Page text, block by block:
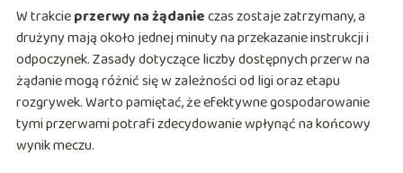
W trakcieprzerwy na żądanieczas zostaje zatrzymany, a
drużyny mają około jednej minuty na przekazanie instrukcji i
odpoczynek. Zasady dotyczące liczby dostępnych przerw na
żądanie mogą różnić się w zależności od ligi oraz etapu
rozgrywek. Warto pamiętać, że efektywne gospodarowanie
tymi przerwami potrafi zdecydowanie wpłynąć na końcowy
wynik meczu.